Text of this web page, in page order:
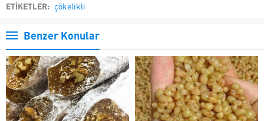
ETİKETLER: çökelikli
Benzer Konular